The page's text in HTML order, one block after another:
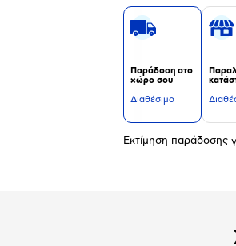
Παράδοση στο
χώρο σου
Διαθέσιμο
Εκτίμηση παράδοσης